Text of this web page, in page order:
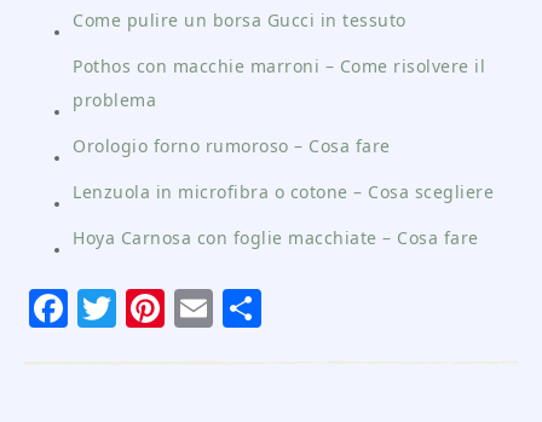
Come pulire un borsa Gucci in tessuto
Pothos con macchie marroni – Come risolvere il
problema
Orologio forno rumoroso – Cosa fare
Lenzuola in microfibra o cotone – Cosa scegliere
Hoya Carnosa con foglie macchiate – Cosa fare
Facebook
Twitter
Pinterest
Email